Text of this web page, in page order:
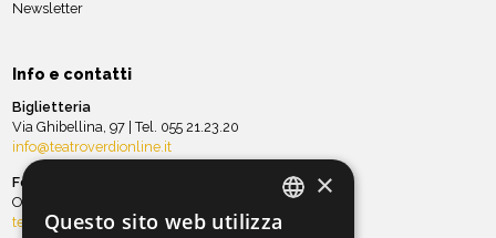
Newsletter
Info e contatti
Biglietteria
Via Ghibellina, 97 | Tel. 055 21.23.20
info@teatroverdionline.it
Fondazione ORT
Ospitalità e sala Teatro Verdi
teatro@orchestradellatoscana.it
×
Questo sito web utilizza